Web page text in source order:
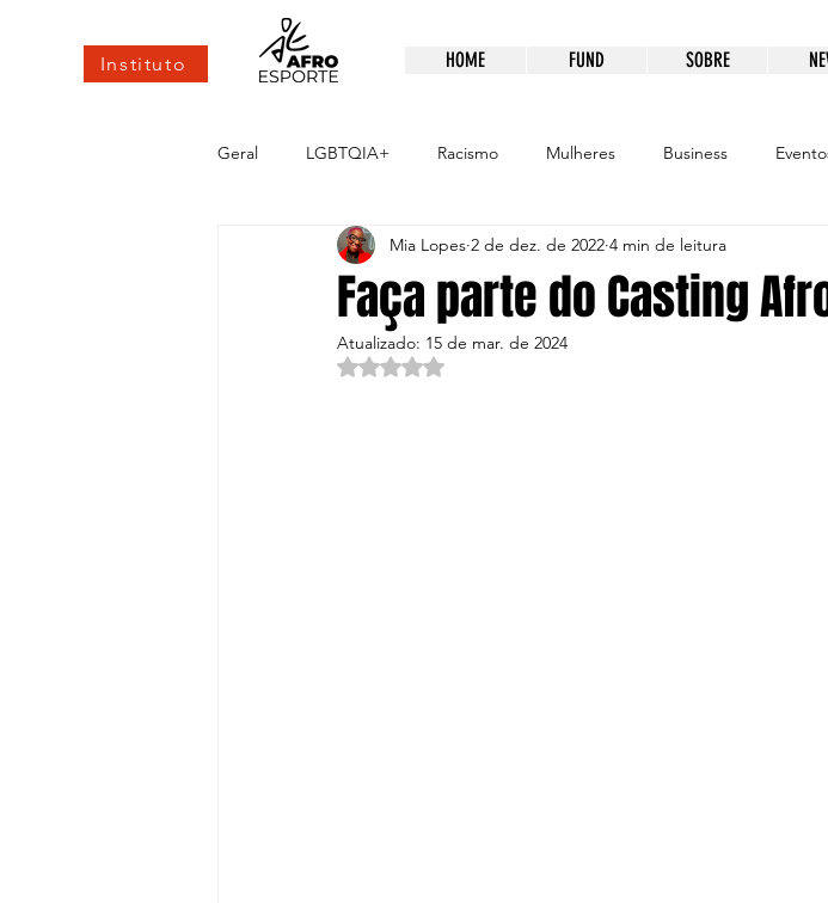
HOME FUND SOBRE
Instituto
Geral LGBTQIA+ Racismo Mulheres Business
esportes de elite Alto rendimento Educação
Faça parte do Casting
Mia Lopes 2 de dez. de 2022 4 min de leitura
Atualizado: 15 de mar. de 2024
Avaliado com NaN de 5 estrelas.